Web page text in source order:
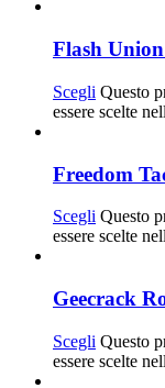
Flash
Scegli Questo
essere scelte
Freedom
Scegli Questo
essere scelte
Geecrack
Scegli Questo
essere scelte